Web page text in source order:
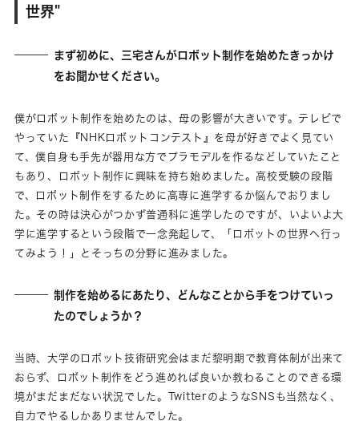
世界"
まず初めに、三宅さんがロボット制作を始めたきっかけ
をお聞かせください。
僕がロボット制作を始めたのは、母の影響が大きいです。テレビで
やっていた『NHKロボットコンテスト』を母が好きでよく見てい
て、僕自身も手先が器用な方でプラモデルを作るなどしていたこと
もあり、ロボット制作に興味を持ち始めました。高校受験の段階
で、ロボット制作をするために高専に進学するか悩んでおりまし
た。その時は決心がつかず普通科に進学したのですが、いよいよ大
学に進学するという段階で一念発起して、「ロボットの世界へ行っ
てみよう！」とそっちの分野に進みました。
制作を始めるにあたり、どんなことから手をつけていっ
たのでしょうか？
当時、大学のロボット技術研究会はまだ黎明期で教育体制が出来て
おらず、ロボット制作をどう進めれば良いか教わることのできる環
境がまだまだない状況でした。TwitterのようなSNSも当然なく、
自力でやるしかありませんでした。